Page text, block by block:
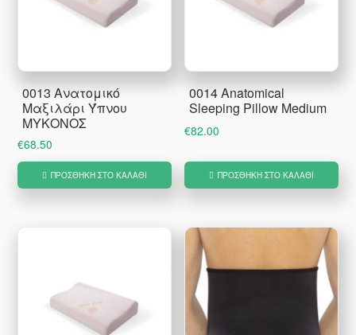
0013 Ανατομικό
Μαξιλάρι Ύπνου
ΜΥΚΟΝΟΣ
€68.50
ΠΡΟΣΘΉΚΗ ΣΤΟ ΚΑΛΆΘΙ
0014 Anatomical
Sleeping Pillow Medium
€82.00
ΠΡΟΣΘΉΚΗ ΣΤΟ ΚΑΛΆΘΙ